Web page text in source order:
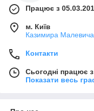
Працює з
м. Київ
Казимира
Контакти
Сьогодні працює
Показати весь